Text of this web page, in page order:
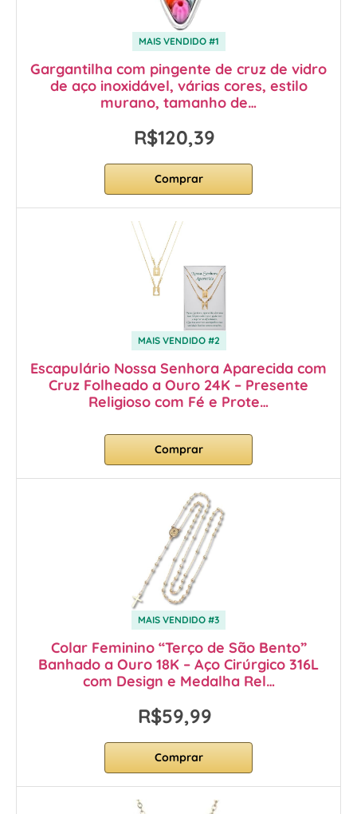
MAIS VENDIDO #1
Gargantilha com pingente de cruz de vidro
de aço inoxidável, várias cores, estilo
murano, tamanho de…
R$120,39
Comprar
MAIS VENDIDO #2
Escapulário Nossa Senhora Aparecida com
Cruz Folheado a Ouro 24K – Presente
Religioso com Fé e Prote…
Comprar
MAIS VENDIDO #3
Colar Feminino “Terço de São Bento”
Banhado a Ouro 18K – Aço Cirúrgico 316L
com Design e Medalha Rel…
R$59,99
Comprar